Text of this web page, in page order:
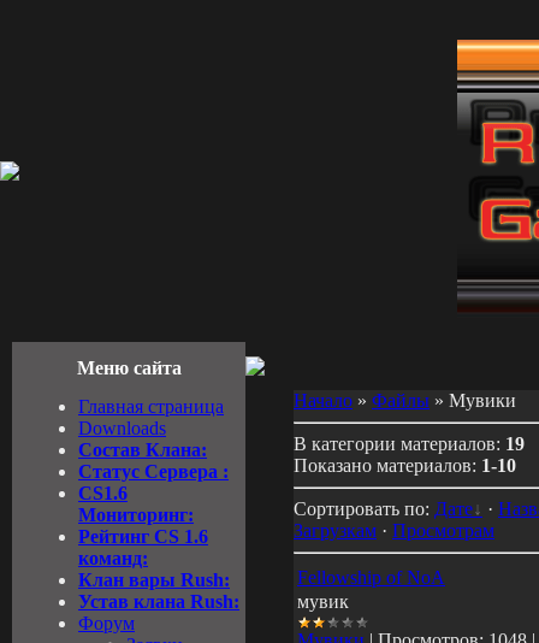
Меню сайта
Главная страница
Downloads
Состав Клана:
Cтатус Cервера :
CS1.6
Мониторинг:
Рейтинг CS 1.6
команд:
Клан вары Rush:
Устав клана Rush:
Форум
Начало » Файлы » Мувики
В категории материалов: 19
Показано материалов: 1-10
Сортировать по: Дате ·
Загрузкам · Просмотрам
Fellowship of NoA
мувик